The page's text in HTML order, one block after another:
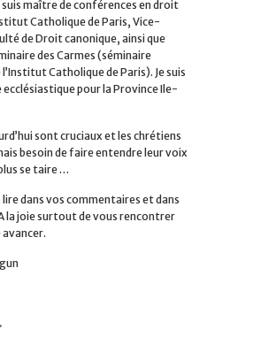
suis maître de conférences en droit
Catholique de Paris, Vice-
de Droit canonique, ainsi que
des Carmes (séminaire
Catholique de Paris). Je suis
pour la Province Ile-
sont cruciaux et les chrétiens
besoin de faire entendre leur voix
se taire …
lire dans vos commentaires et dans
la joie surtout de vous rencontrer
.